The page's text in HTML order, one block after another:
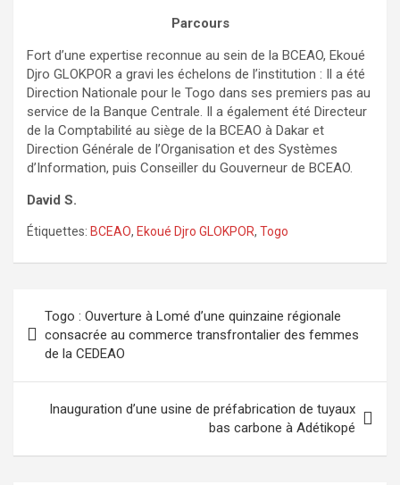
Parcours
Fort d’une expertise reconnue au sein de la BCEAO, Ekoué
Djro GLOKPOR a gravi les échelons de l’institution : Il a été
Direction Nationale pour le Togo dans ses premiers pas au
service de la Banque Centrale. Il a également été Directeur
de la Comptabilité au siège de la BCEAO à Dakar et
Direction Générale de l’Organisation et des Systèmes
d’Information, puis Conseiller du Gouverneur de BCEAO.
David S.
Étiquettes: BCEAO, Ekoué Djro GLOKPOR, Togo
de
l’article
Togo : Ouverture à Lomé d’une quinzaine régionale
consacrée au commerce transfrontalier des femmes
de la CEDEAO
Inauguration d’une usine de préfabrication de tuyaux
bas carbone à Adétikopé